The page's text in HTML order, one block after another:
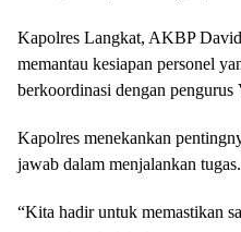
Kapolres Langkat, AKBP
memantau kesiapan personel
berkoordinasi dengan pengurus
Kapolres menekankan
jawab dalam menjalankan tugas.
“Kita hadir untuk memastikan